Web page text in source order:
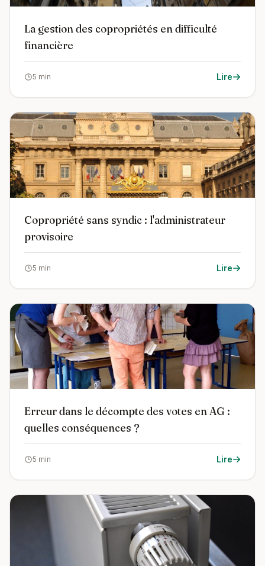
La gestion des copropriétés en difficulté
financière
5 min Lire
Copropriété sans syndic : l'administrateur
provisoire
5 min Lire
Erreur dans le décompte des votes en AG :
quelles conséquences ?
5 min Lire